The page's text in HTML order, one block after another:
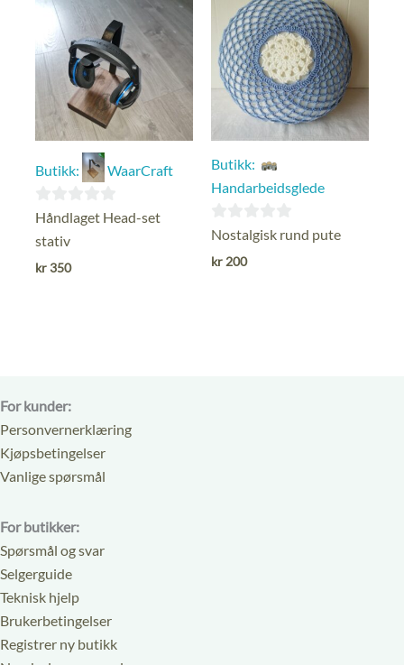
Butikk: WaarCraft
0
ut
av
Håndlaget Head-set
stativ
kr 350
Butikk:
Handarbeidsglede
0
ut
Nostalgisk rund pute
kr 200
For kunder:
Personvernerklæring
Kjøpsbetingelser
Vanlige spørsmål
For butikker:
Spørsmål og svar
Selgerguide
Teknisk hjelp
Brukerbetingelser
Registrer ny butikk